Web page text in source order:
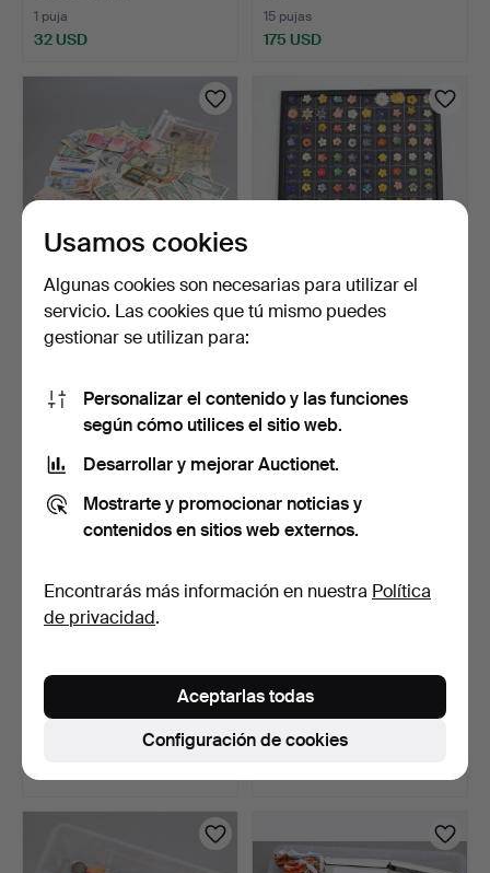
1 puja
32 USD
15 pujas
175 USD
LOTE DE BILLETES
EXTRANJEROS.
64 USD
MAJBLOMMOR, 121 uds.,
807 USD
seleccionado
423 USD
KRANSAR 73 uds., 1952 -
Estimación
Usamos cookies
Algunas cookies son necesarias para utilizar el
servicio. Las cookies que tú mismo puedes
gestionar se utilizan para:
Personalizar el contenido y las funciones
según cómo utilices el sitio web.
Desarrollar y mejorar Auctionet.
Mostrarte y promocionar noticias y
contenidos en sitios web externos.
Encontrarás más información en nuestra Política
de privacidad.
Configuración de cookies
Aceptarlas todas